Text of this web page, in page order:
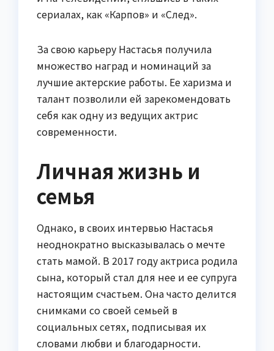
сериалах, как «Карпов» и «След».
За свою карьеру Настасья получила
множество наград и номинаций за
лучшие актерские работы. Ее харизма и
талант позволили ей зарекомендовать
себя как одну из ведущих актрис
современности.
Личная жизнь и
семья
Однако, в своих интервью Настасья
неоднократно высказывалась о мечте
стать мамой. В 2017 году актриса родила
сына, который стал для нее и ее супруга
настоящим счастьем. Она часто делится
снимками со своей семьей в
социальных сетях, подписывая их
словами любви и благодарности.